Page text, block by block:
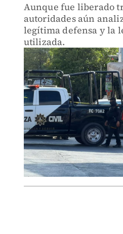
Aunque fue liberado
autoridades aún
legítima defensa y la
utilizada.